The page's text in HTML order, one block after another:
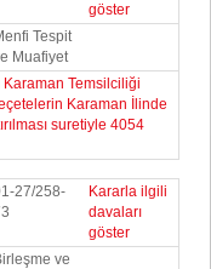
göster
Tespit
Muafiyet
Karaman Temsilciliği
Karaman İlinde
suretiyle 4054
27/258-
Kararla ilgili
davaları
göster
ve